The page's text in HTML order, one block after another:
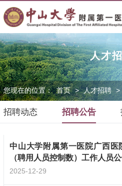
人才
您现在的位置： 首页 > 人才招聘 >
招聘动态 招聘公告
中山大学附属第一医院广西医
（聘用人员控制数）工作人员
2025-12-29